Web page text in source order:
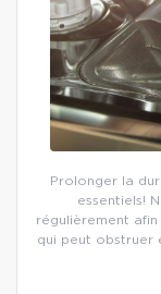
Prolonger la
essentiels!
régulièrement
qui peut obstruer